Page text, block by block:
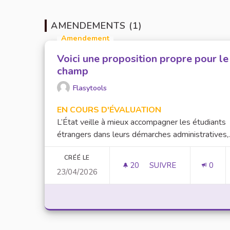
AMENDEMENTS (1)
Amendement
Voici une proposition propre pour le
champ
Flasytools
EN COURS D'ÉVALUATION
L’État veille à mieux accompagner les étudiants
étrangers dans leurs démarches
CRÉÉ LE
23/04/2026
20 20 ABONNÉS
SUIVRE 0